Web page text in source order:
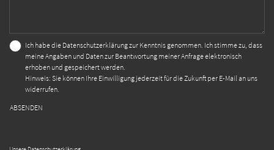
Ich habe die Datenschutzerklärungzur Kenntnis genommen. Ich stimme zu, dass
meine Angaben und Daten zur Beantwortung meiner Anfrage elektronisch
erhoben und gespeichert werden.
Hinweis: Sie können Ihre Einwilligung jederzeit für die Zukunft per E-Mail an uns
widerrufen.
ABSENDEN